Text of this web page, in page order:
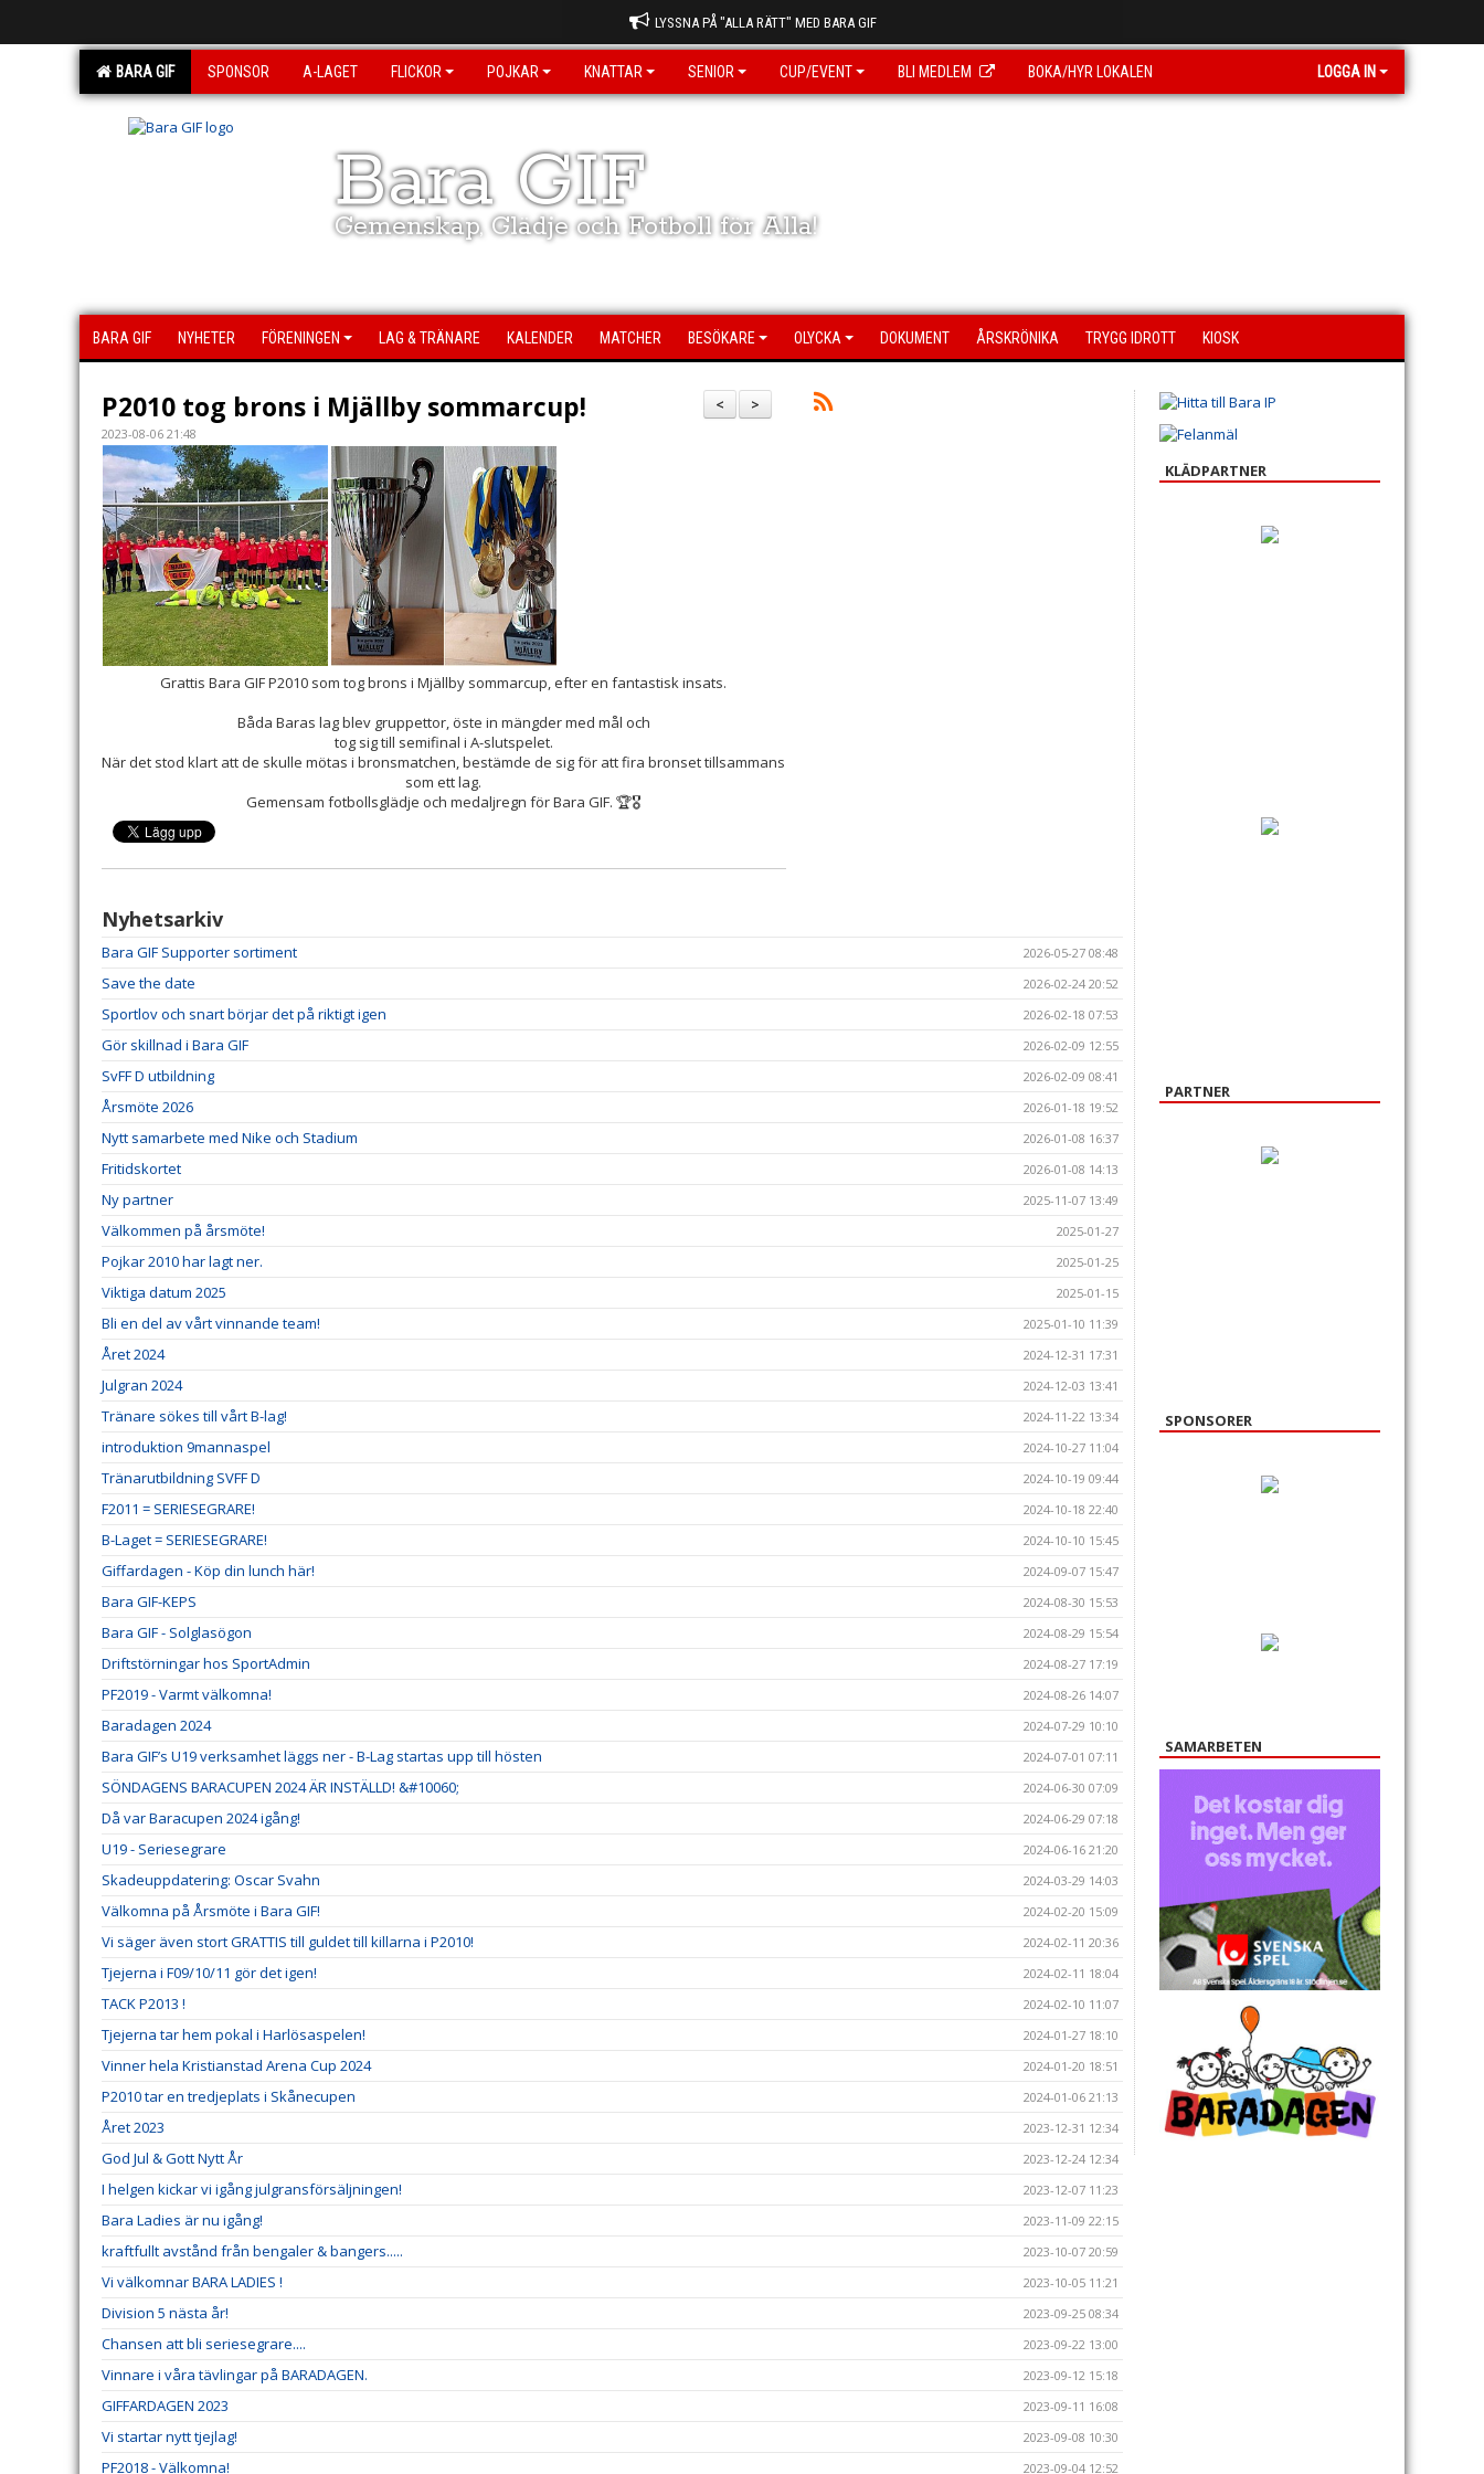
LYSSNA PÅ "ALLA RÄTT" MED BARA GIF
BARA GIF SPONSOR A-LAGET FLICKOR POJKAR KNATTAR SENIOR CUP/EVENT BLI MEDLEM BOKA/HYR LOKALEN LOGGA IN
Bara GIF
Gemenskap, Glädje och Fotboll för Alla!
BARA GIF NYHETER FÖRENINGEN LAG & TRÄNARE KALENDER MATCHER BESÖKARE OLYCKA DOKUMENT ÅRSKRÖNIKA TRYGG IDROTT KIOSK
>
<
P2010 tog brons i Mjällby sommarcup!
2023-08-06 21:48
Grattis Bara GIF P2010 som tog brons i Mjällby sommarcup, efter en fantastisk insats.
Båda Baras lag blev gruppettor, öste in mängder med mål och
tog sig till semifinal i A-slutspelet.
När det stod klart att de skulle mötas i bronsmatchen, bestämde de sig för att fira bronset tillsammans
som ett lag.
Gemensam fotbollsglädje och medaljregn för Bara GIF. 🏆🎖
Nyhetsarkiv
Bara GIF Supporter sortiment 2026-05-27 08:48
Save the date 2026-02-24 20:52
Sportlov och snart börjar det på riktigt igen 2026-02-18 07:53
Gör skillnad i Bara GIF 2026-02-09 12:55
SvFF D utbildning 2026-02-09 08:41
Årsmöte 2026 2026-01-18 19:52
Nytt samarbete med Nike och Stadium 2026-01-08 16:37
Fritidskortet 2026-01-08 14:13
Ny partner 2025-11-07 13:49
Välkommen på årsmöte! 2025-01-27
Pojkar 2010 har lagt ner. 2025-01-25
Viktiga datum 2025 2025-01-15
Bli en del av vårt vinnande team! 2025-01-10 11:39
Året 2024 2024-12-31 17:31
Julgran 2024 2024-12-03 13:41
Tränare sökes till vårt B-lag! 2024-11-22 13:34
introduktion 9mannaspel 2024-10-27 11:04
Tränarutbildning SVFF D 2024-10-19 09:44
F2011 = SERIESEGRARE! 2024-10-18 22:40
B-Laget = SERIESEGRARE! 2024-10-10 15:45
Giffardagen - Köp din lunch här! 2024-09-07 15:47
Bara GIF-KEPS 2024-08-30 15:53
Bara GIF - Solglasögon 2024-08-29 15:54
Driftstörningar hos SportAdmin 2024-08-27 17:19
PF2019 - Varmt välkomna! 2024-08-26 14:07
Baradagen 2024 2024-07-29 10:10
Bara GIF’s U19 verksamhet läggs ner - B-Lag startas upp till hösten 2024-07-01 07:11
SÖNDAGENS BARACUPEN 2024 ÄR INSTÄLLD! &#10060; 2024-06-30 07:09
Då var Baracupen 2024 igång! 2024-06-29 07:18
U19 - Seriesegrare 2024-06-16 21:20
Skadeuppdatering: Oscar Svahn 2024-03-29 14:03
Välkomna på Årsmöte i Bara GIF! 2024-02-20 15:09
Vi säger även stort GRATTIS till guldet till killarna i P2010! 2024-02-11 20:36
Tjejerna i F09/10/11 gör det igen! 2024-02-11 18:04
TACK P2013 ! 2024-02-10 11:07
Tjejerna tar hem pokal i Harlösaspelen! 2024-01-27 18:10
Vinner hela Kristianstad Arena Cup 2024 2024-01-20 18:51
P2010 tar en tredjeplats i Skånecupen 2024-01-06 21:13
Året 2023 2023-12-31 12:34
God Jul & Gott Nytt År 2023-12-24 12:34
I helgen kickar vi igång julgransförsäljningen! 2023-12-07 11:23
Bara Ladies är nu igång! 2023-11-09 22:15
kraftfullt avstånd från bengaler & bangers..... 2023-10-07 20:59
Vi välkomnar BARA LADIES ! 2023-10-05 11:21
Division 5 nästa år! 2023-09-25 08:34
Chansen att bli seriesegrare.... 2023-09-22 13:00
Vinnare i våra tävlingar på BARADAGEN. 2023-09-12 15:18
GIFFARDAGEN 2023 2023-09-11 16:08
Vi startar nytt tjejlag! 2023-09-08 10:30
PF2018 - Välkomna! 2023-09-04 12:52
KLÄDPARTNER
PARTNER
SPONSORER
SAMARBETEN